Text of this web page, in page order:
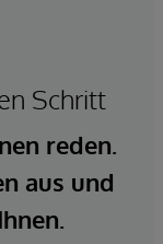
Schritt
reden.
aus und